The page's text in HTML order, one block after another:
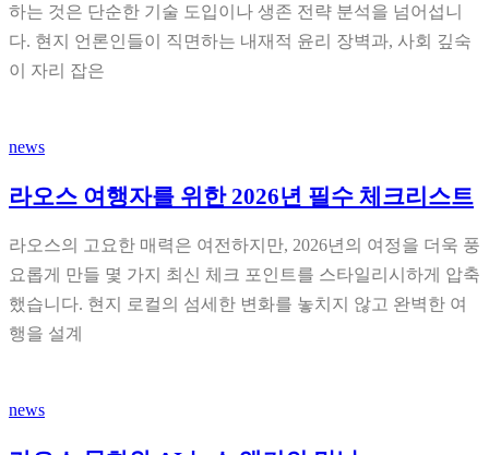
하는 것은 단순한 기술 도입이나 생존 전략 분석을 넘어섭니
다. 현지 언론인들이 직면하는 내재적 윤리 장벽과, 사회 깊숙
이 자리 잡은
news
라오스 여행자를 위한 2026년 필수 체크리스트
라오스의 고요한 매력은 여전하지만, 2026년의 여정을 더욱 풍
요롭게 만들 몇 가지 최신 체크 포인트를 스타일리시하게 압축
했습니다. 현지 로컬의 섬세한 변화를 놓치지 않고 완벽한 여
행을 설계
news